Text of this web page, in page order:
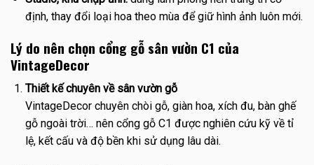
định, thay đổi loại hoa theo mùa để giữ hình ảnh luôn mới.
Lý do nên chọn cổng gỗ sân vườn C1 của
VintageDecor
Thiết kế chuyên về sân vườn gỗ
VintageDecor chuyên chòi gỗ, giàn hoa, xích đu, bàn ghế
gỗ ngoài trời… nên cổng gỗ C1 được nghiên cứu kỹ về tỉ
lệ, kết cấu và độ bền khi sử dụng lâu dài.